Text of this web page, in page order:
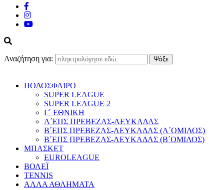
Αναζήτηση για:
ΠΟΔΟΣΦΑΙΡΟ
SUPER LEAGUE
SUPER LEAGUE 2
Γ΄ ΕΘΝΙΚΗ
Α΄ΕΠΣ ΠΡΕΒΕΖΑΣ-ΛΕΥΚΑΔΑΣ
Β΄ΕΠΣ ΠΡΕΒΕΖΑΣ-ΛΕΥΚΑΔΑΣ (Α΄ΟΜΙΛΟΣ)
Β΄ΕΠΣ ΠΡΕΒΕΖΑΣ-ΛΕΥΚΑΔΑΣ (Β΄ΟΜΙΛΟΣ)
ΜΠΑΣΚΕΤ
EUROLEAGUE
ΒΟΛΕΪ
TENNIS
ΑΛΛΑ ΑΘΛΗΜΑΤΑ